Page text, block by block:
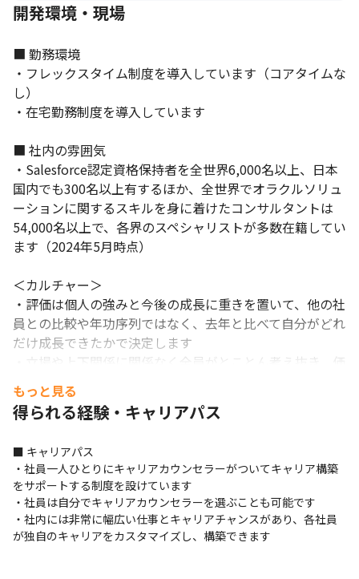
開発環境・現場
■ 勤務環境
・フレックスタイム制度を導入しています（コアタイムな
し）
・在宅勤務制度を導入しています
■ 社内の雰囲気
・Salesforce認定資格保持者を全世界6,000名以上、日本
国内でも300名以上有するほか、全世界でオラクルソリュ
ーションに関するスキルを身に着けたコンサルタントは
54,000名以上で、各界のスペシャリストが多数在籍してい
ます（2024年5月時点）
＜カルチャー＞
・評価は個人の強みと今後の成長に重きを置いて、他の社
員との比較や年功序列ではなく、去年と比べて自分がどれ
だけ成長できたかで決定します
・立場や上下関係に関係なく全員がとことん考え抜き、価
値を追求し、自分の意見を率直に発言することを推奨して
います
・コミュニケーションツール（社内外問わず）は
・世界中の案件担当者に、チャットやメールで気軽に技術
的な相談をすることが可能です
・男女ともに働きやすい職場づくりを目指して、制度整備
やカルチャー変革を推進しています
・女性社員は全体の36.5%、女性の管理職員数の割合は
もっと見る
得られる経験・キャリアパス
■ キャリアパス
・社員一人ひとりにキャリアカウンセラーがついてキャリア構築
をサポートする制度を設けています
・社員は自分でキャリアカウンセラーを選ぶことも可能です
・社内には非常に幅広い仕事とキャリアチャンスがあり、各社員
が独自のキャリアをカスタマイズし、構築できます